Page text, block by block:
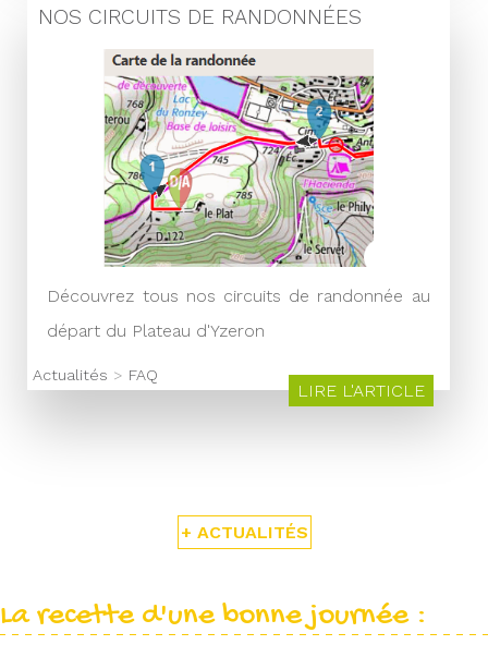
NOS CIRCUITS DE RANDONNÉES
Découvrez tous nos circuits de randonnée au
départ du Plateau d'Yzeron
Actualités > FAQ
LIRE L'ARTICLE
+ ACTUALITÉS
La recette d'une bonne journée :